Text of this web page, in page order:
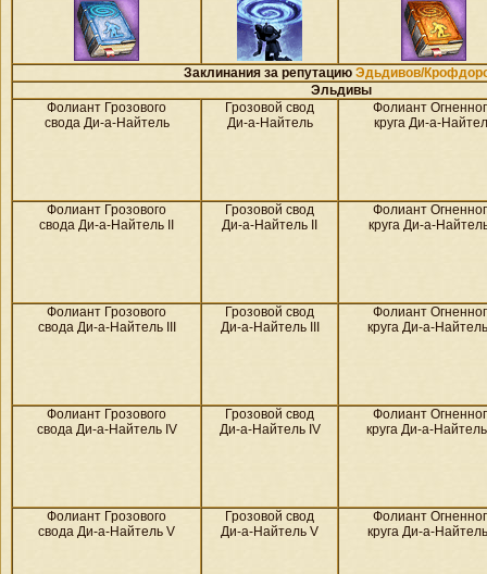
Заклинания за репутацию Эдьдивов/
Эльдивы
Фолиант Грозового
свода Ди-а-Найтель
Грозовой свод
Ди-а-Найтель
Фолиант
круга Ди-а-
Фолиант Грозового
свода Ди-а-Найтель II
Грозовой свод
Ди-а-Найтель II
Фолиант
круга Ди-а-
Фолиант Грозового
свода Ди-а-Найтель III
Грозовой свод
Ди-а-Найтель III
Фолиант
круга Ди-а-
Фолиант Грозового
свода Ди-а-Найтель IV
Грозовой свод
Ди-а-Найтель IV
Фолиант
круга Ди-а-
Фолиант Грозового
свода Ди-а-Найтель V
Грозовой свод
Ди-а-Найтель V
Фолиант
круга Ди-а-